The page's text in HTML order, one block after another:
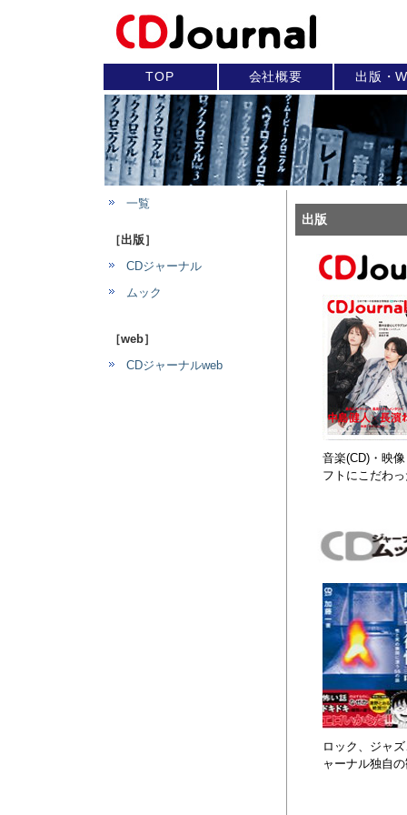
TOP 会社概要 出版・
一覧
［出版］
CDジャーナル
ムック
［web］
CDジャーナルweb
出版
音楽(CD)・映
フトにこだわ
ロック、ジャ
ャーナル独自